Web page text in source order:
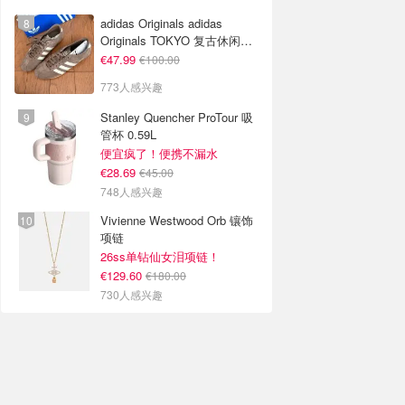
adidas Originals adidas
Originals TOKYO 复古休闲鞋
深棕色
€47.99 €100.00
773人感兴趣
Stanley Quencher ProTour 吸
管杯 0.59L
便宜疯了！便携不漏水
€28.69 €45.00
748人感兴趣
Vivienne Westwood Orb 镶饰
项链
26ss单钻仙女泪项链！
€129.60 €180.00
730人感兴趣